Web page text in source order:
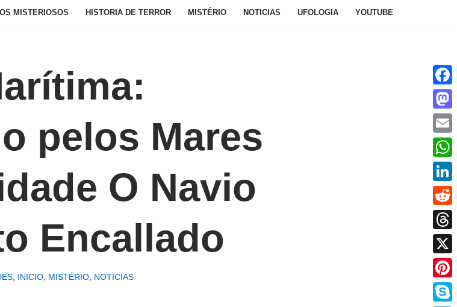
MISTERIOSOS HISTORIA DE TERROR MISTÉRIO NOTICIAS UFOLOGIA YOUTUBE
pelos Mares
O Navio
Encallado
, INICIO, MISTÉRIO, NOTICIAS
Email
X